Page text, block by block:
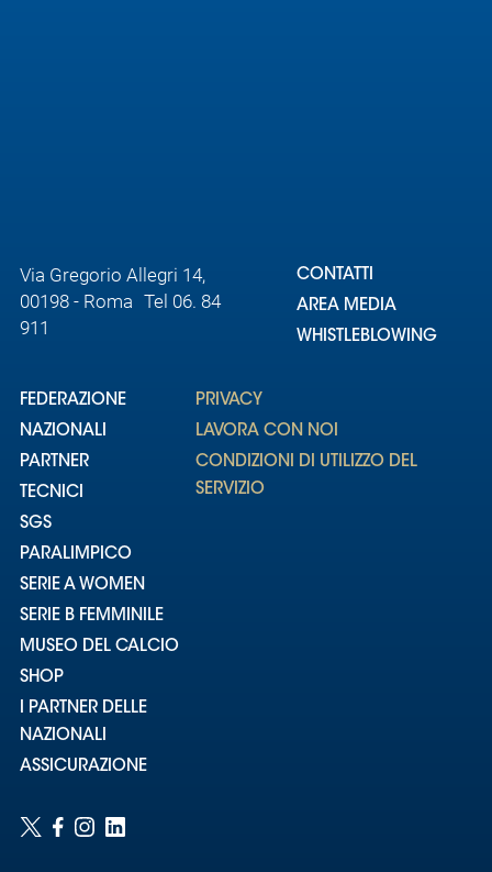
Via Gregorio Allegri 14,
00198 - Roma Tel 06. 84
911
CONTATTI
AREA MEDIA
WHISTLEBLOWING
FEDERAZIONE
NAZIONALI
PARTNER
TECNICI
SGS
PARALIMPICO
SERIE A WOMEN
SERIE B FEMMINILE
MUSEO DEL CALCIO
SHOP
I PARTNER DELLE
NAZIONALI
ASSICURAZIONE
PRIVACY
LAVORA CON NOI
CONDIZIONI DI UTILIZZO DEL
SERVIZIO